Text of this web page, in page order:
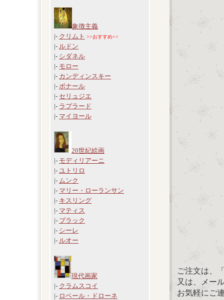
象徴主義
|- クリムト >>おすすめ<<
|- ルドン
|- シダネル
|- モロー
|- カンディンスキー
|- ボナール
|- セリュジエ
|- ラプラード
|- マイヨール
20世紀絵画
|- モディリアーニ
|- ユトリロ
|- ムンク
|- マリー・ローランサン
|- キスリング
|- マティス
|- ブラック
|- シーレ
|- ルオー
現代画家
|- クラムスコイ
|- ロベール・ドローネ
ご注文は、
又は、メー
お気軽にご